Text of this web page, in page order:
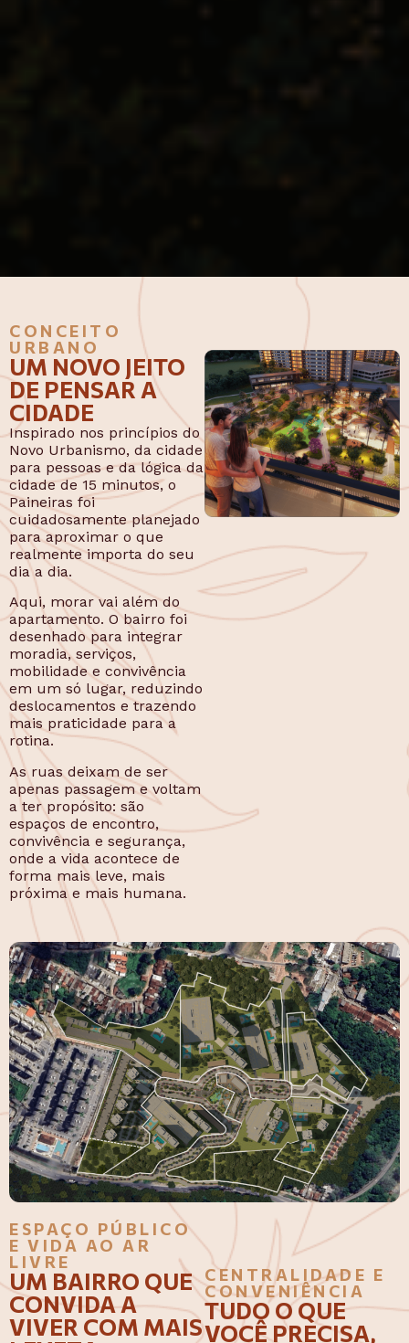
CONCEITO
URBANO
UM NOVO JEITO
DE PENSAR A
CIDADE
Inspirado nos princípios do
Novo Urbanismo, da cidade
para pessoas e da lógica da
cidade de 15 minutos, o
Paineiras foi
cuidadosamente planejado
para aproximar o que
realmente importa do seu
dia a dia.
Aqui, morar vai além do
apartamento. O bairro foi
desenhado para integrar
moradia, serviços,
mobilidade e convivência
em um só lugar, reduzindo
deslocamentos e trazendo
mais praticidade para a
rotina.
As ruas deixam de ser
apenas passagem e voltam
a ter propósito: são
espaços de encontro,
convivência e segurança,
onde a vida acontece de
forma mais leve, mais
próxima e mais humana.
ESPAÇO PÚBLICO
E VIDA AO AR
LIVRE
UM BAIRRO QUE
CONVIDA A
VIVER COM MAIS
CENTRALIDADE E
CONVENIÊNCIA
TUDO O QUE
VOCÊ PRECISA,